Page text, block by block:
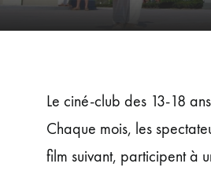
PROCHAINEMENT
PRATIQUE
Le ciné-club des 13-18
Chaque mois, les
film suivant, participent à